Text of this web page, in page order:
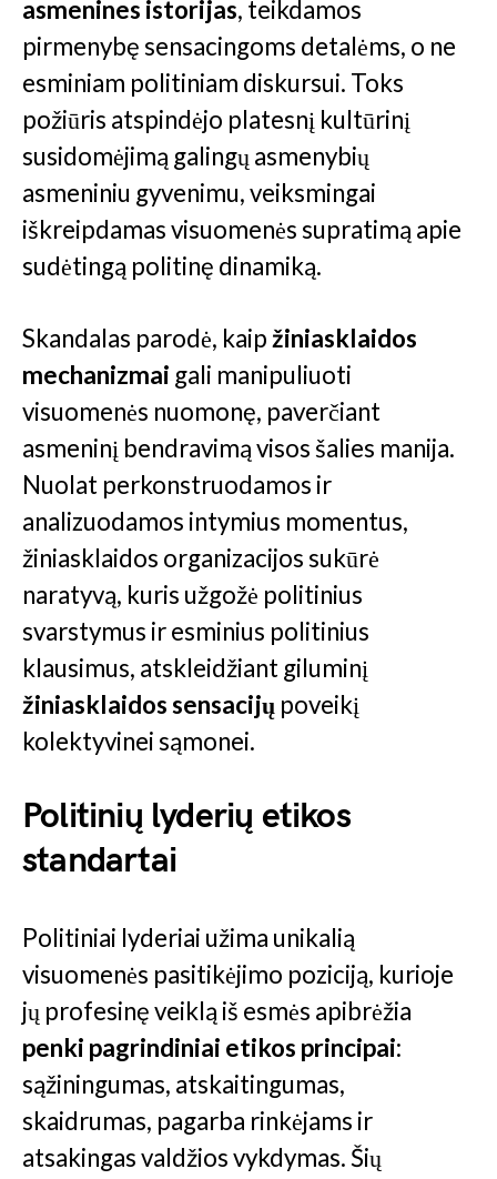
asmenines istorijas, teikdamos
pirmenybę sensacingoms detalėms, o ne
esminiam politiniam diskursui. Toks
požiūris atspindėjo platesnį kultūrinį
susidomėjimą galingų asmenybių
asmeniniu gyvenimu, veiksmingai
iškreipdamas visuomenės supratimą apie
sudėtingą politinę dinamiką.
Skandalas parodė, kaipžiniasklaidos
mechanizmai gali manipuliuoti
visuomenės nuomonę, paverčiant
asmeninį bendravimą visos šalies manija.
Nuolat perkonstruodamos ir
analizuodamos intymius momentus,
žiniasklaidos organizacijos sukūrė
naratyvą, kuris užgožė politinius
svarstymus ir esminius politinius
klausimus, atskleidžiant giluminį
žiniasklaidos sensacijų poveikį
kolektyvinei sąmonei.
Politinių lyderių etikos
standartai
Politiniai lyderiai užima unikalią
visuomenės pasitikėjimo poziciją, kurioje
jų profesinę veiklą iš esmės apibrėžia
penki pagrindiniai etikos principai:
sąžiningumas, atskaitingumas,
skaidrumas, pagarba rinkėjams ir
atsakingas valdžios vykdymas. Šių